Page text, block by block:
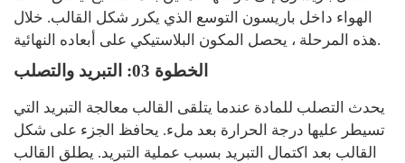
الهواء داخل باريسون التوسع الذي يكرر شكل القالب. خلال
هذه المرحلة ، يحصل المكون البلاستيكي على أبعاده النهائية.
الخطوة 03: التبريد والتصلب
يحدث التصلب للمادة عندما يتلقى القالب معالجة التبريد التي
تسيطر عليها درجة الحرارة بعد ملء. يحافظ الجزء على شكل
القالب بعد اكتمال التبريد بسبب عملية التبريد. يطلق القالب